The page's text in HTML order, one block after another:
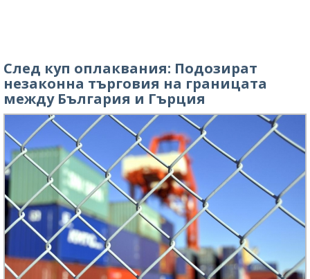
След куп оплаквания: Подозират
незаконна търговия на границата
между България и Гърция